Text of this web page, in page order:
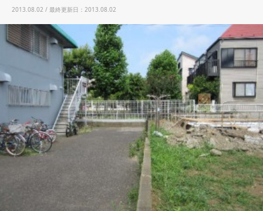
2013.08.02 / 最終更新日：2013.08.02